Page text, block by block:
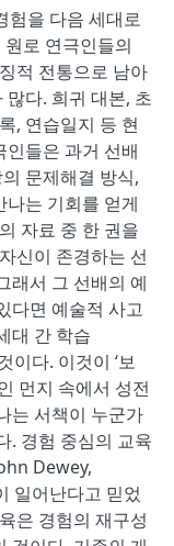
험을 다음 세대로
로 연극인들의
적 전통으로 남아
다. 희귀 대본, 초
, 연습일지 등 현
들은 과거 선배
문제해결 방식,
는 기회를 얻게
자료 중 한 권을
신이 존경하는 선
래서 그 선배의 예
다면 예술적 사고
대 간 학습
다. 이것이 ‘보
먼지 속에서 성전
는 서책이 누군가
. 경험 중심의 교육
Dewey,
일어난다고 믿었
은 경험의 재구성